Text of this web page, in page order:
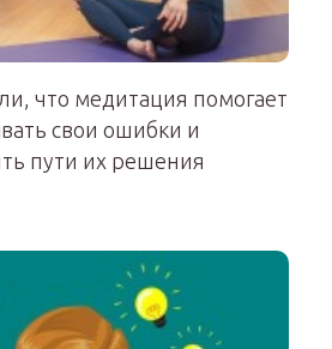
что медитация помогает
свои ошибки и
пути их решения